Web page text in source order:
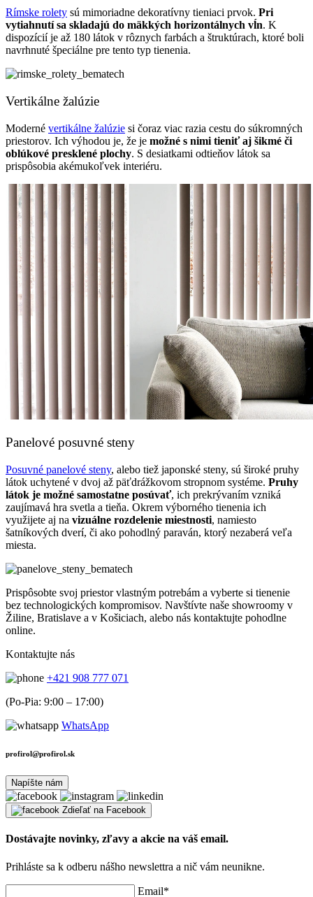
Rímske rolety sú mimoriadne dekoratívny tieniaci prvok. Pri
vytiahnutí sa skladajú do mäkkých horizontálnych vĺn. K
dispozícií je až 180 látok v rôznych farbách a štruktúrach, ktoré boli
navrhnuté špeciálne pre tento typ tienenia.
Vertikálne žalúzie
Moderné vertikálne žalúzie si čoraz viac razia cestu do súkromných
priestorov. Ich výhodou je, že je možné s nimi tieniť aj šikmé či
oblúkové presklené plochy. S desiatkami odtieňov látok sa
prispôsobia akémukoľvek interiéru.
Panelové posuvné steny
Posuvné panelové steny, alebo tiež japonské steny, sú široké pruhy
látok uchytené v dvoj až päťdrážkovom stropnom systéme. Pruhy
látok je možné samostatne posúvať, ich prekrývaním vzniká
zaujímavá hra svetla a tieňa. Okrem výborného tienenia ich
využijete aj na vizuálne rozdelenie miestnosti, namiesto
šatníkových dverí, či ako pohodlný paraván, ktorý nezaberá veľa
miesta.
Prispôsobte svoj priestor vlastným potrebám a vyberte si tienenie
bez technologických kompromisov. Navštívte naše showroomy v
Žiline, Bratislave a v Košiciach, alebo nás kontaktujte pohodlne
online.
Kontaktujte nás
+421 908 777 071
(Po-Pia: 9:00 – 17:00)
WhatsApp
profirol@profirol.sk
Napíšte nám
Zdieľať na Facebook
Dostávajte novinky, zľavy a akcie na váš email.
Prihláste sa k odberu nášho newslettra a nič vám neunikne.
Email*